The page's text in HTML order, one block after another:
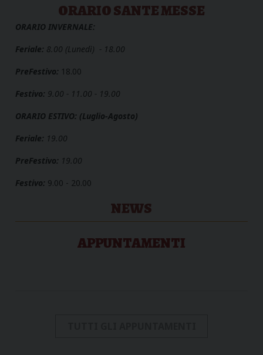
ORARIO SANTE MESSE
ORARIO INVERNALE:
Feriale: 8.00 (Lunedì) - 18.00
PreFestivo: 18.00
Festivo: 9.00 - 11.00 - 19.00
ORARIO ESTIVO: (Luglio-Agosto)
Feriale: 19.00
PreFestivo: 19.00
Festivo: 9.00 - 20.00
NEWS
APPUNTAMENTI